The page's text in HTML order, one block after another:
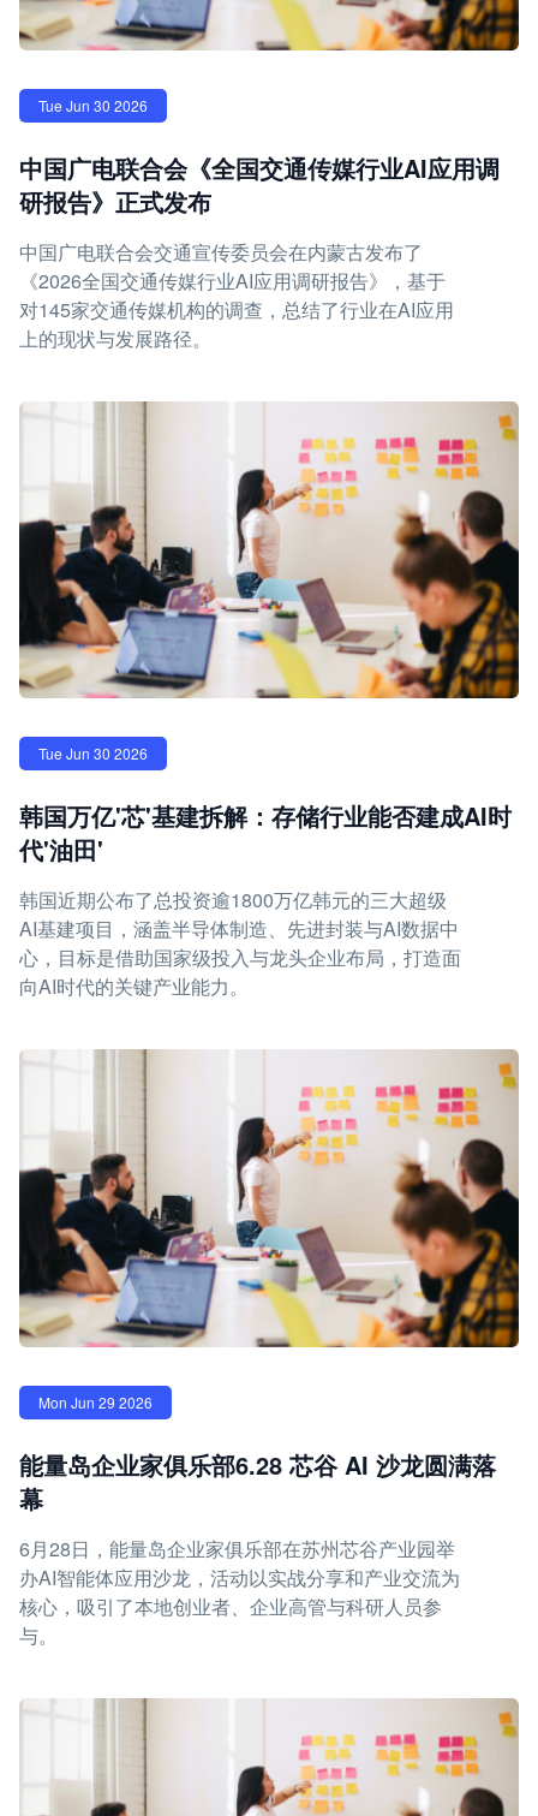
Tue Jun 30 2026
中国广电联合会《全国交通传媒行业AI应用调
研报告》正式发布
中国广电联合会交通宣传委员会在内蒙古发布了
《2026全国交通传媒行业AI应用调研报告》，基于
对145家交通传媒机构的调查，总结了行业在AI应用
上的现状与发展路径。
Tue Jun 30 2026
韩国万亿'芯'基建拆解：存储行业能否建成AI时
代'油田'
韩国近期公布了总投资逾1800万亿韩元的三大超级
AI基建项目，涵盖半导体制造、先进封装与AI数据中
心，目标是借助国家级投入与龙头企业布局，打造面
向AI时代的关键产业能力。
Mon Jun 29 2026
能量岛企业家俱乐部6.28 芯谷 AI 沙龙圆满落
幕
6月28日，能量岛企业家俱乐部在苏州芯谷产业园举
办AI智能体应用沙龙，活动以实战分享和产业交流为
核心，吸引了本地创业者、企业高管与科研人员参
与。